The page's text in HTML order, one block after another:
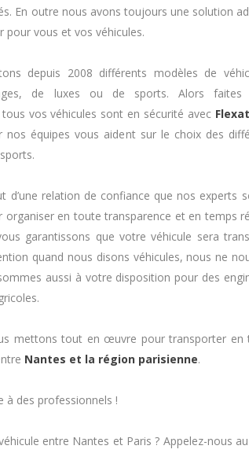
En outre nous avons toujours une solution
pour vous et vos véhicules.
depuis 2008 différents modèles de
de luxes ou de sports. Alors
vos véhicules sont en sécurité avec
nos équipes vous aident sur le choix des
d’une relation de confiance que nos experts
organiser en toute transparence et en temps
garantissons que votre véhicule sera
quand nous disons véhicules, nous ne
aussi à votre disposition pour des
mettons tout en œuvre pour transporter en
Nantes et la région parisienne.
à des professionnels !
entre Nantes et Paris ? Appelez-nous